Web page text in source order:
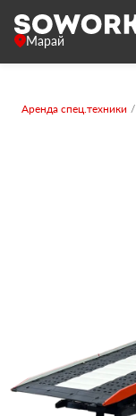
Марай
Аренда спец.техники